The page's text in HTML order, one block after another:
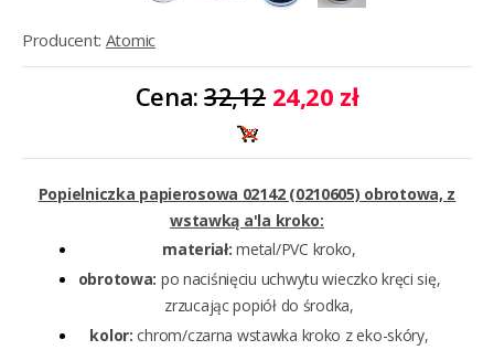
Producent: Atomic
Cena:32,12 24,20 zł
Popielniczka papierosowa 02142 (0210605) obrotowa, z
wstawką a'la kroko:
materiał: metal/PVC kroko,
obrotowa: po naciśnięciu uchwytu wieczko kręci się,
zrzucając popiół do środka,
kolor: chrom/czarna wstawka kroko z eko-skóry,